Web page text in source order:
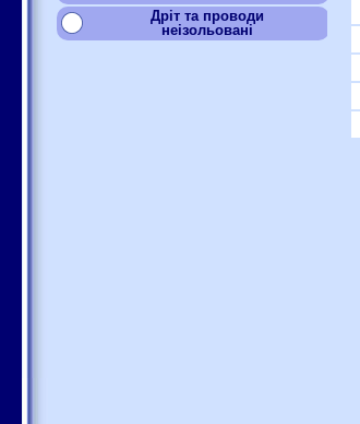
Дріт та проводи
неізольовані